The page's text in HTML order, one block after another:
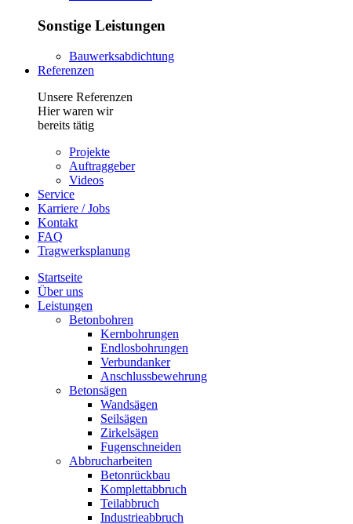
Sonstige Leistungen
Bauwerksabdichtung
Referenzen
Unsere Referenzen
Hier waren wir
bereits tätig
Projekte
Auftraggeber
Videos
Service
Karriere / Jobs
Kontakt
FAQ
Tragwerksplanung
Startseite
Über uns
Leistungen
Betonbohren
Kernbohrungen
Endlosbohrungen
Verbundanker
Anschlussbewehrung
Betonsägen
Wandsägen
Seilsägen
Zirkelsägen
Fugenschneiden
Abbrucharbeiten
Betonrückbau
Komplettabbruch
Teilabbruch
Industrieabbruch